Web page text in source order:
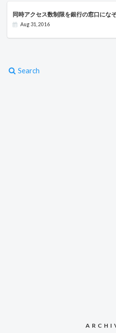
同時アクセス数制限を銀行の窓口にな
Aug 31, 2016
Search